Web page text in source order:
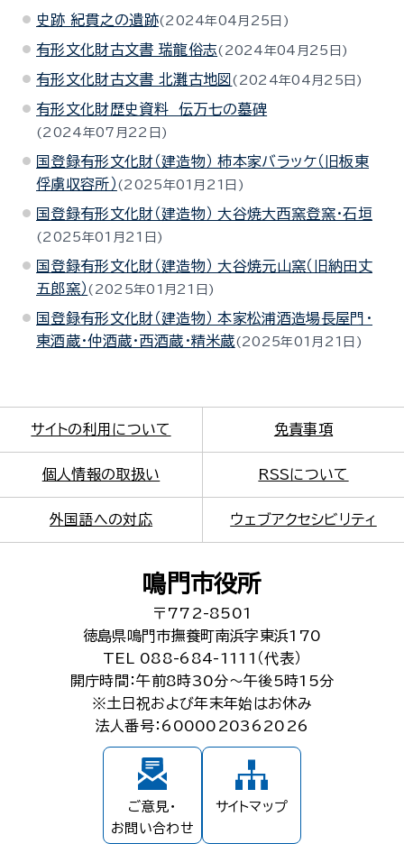
史跡 紀貫之の遺跡 2024年04月25日
有形文化財古文書 瑞龍俗志 2024年04月25日
有形文化財古文書 北灘古地図 2024年04月25日
有形文化財歴史資料 伝万七の墓碑
2024年07月22日
国登録有形文化財（建造物） 柿本家バラッケ（旧板東
俘虜収容所）
2025年01月21日
国登録有形文化財（建造物） 大谷焼大西窯登窯・石垣
2025年01月21日
国登録有形文化財（建造物） 大谷焼元山窯（旧納田丈
五郎窯）
2025年01月21日
国登録有形文化財（建造物） 本家松浦酒造場長屋門・
東酒蔵・仲酒蔵・西酒蔵・精米蔵
2025年01月21日
サイトの利用について 免責事項
個人情報の取扱い RSSについて
外国語への対応 ウェブアクセシビリティ
鳴門市役所
〒772-8501
徳島県鳴門市撫養町南浜字東浜170
TEL 088-684-1111（代表）
開庁時間：午前8時30分～午後5時15分
※土日祝および年末年始はお休み
法人番号：6000020362026
ご意見・
お問い合わせ
サイトマップ